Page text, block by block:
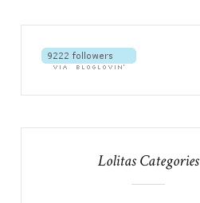
Lolitas Categories